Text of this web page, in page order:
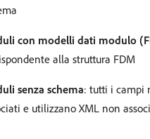
con modelli dati modulo
alla struttura FDM
senza schema: tutti i campi
e utilizzano XML non